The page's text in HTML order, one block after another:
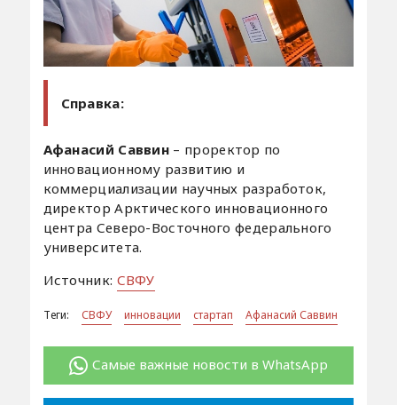
Справка:
Афанасий Саввин – проректор по
инновационному развитию и
коммерциализации научных разработок,
директор Арктического инновационного
центра Северо-Восточного федерального
университета.
Источник: СВФУ
Теги: СВФУ инновации стартап Афанасий Саввин
Самые важные новости в WhatsApp